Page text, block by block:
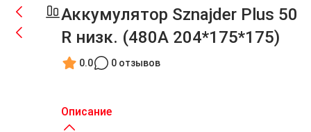
Аккумулятор Sznajder Plus 50
R низк. (480А 204*175*175)
0.0 0 отзывов
Описание